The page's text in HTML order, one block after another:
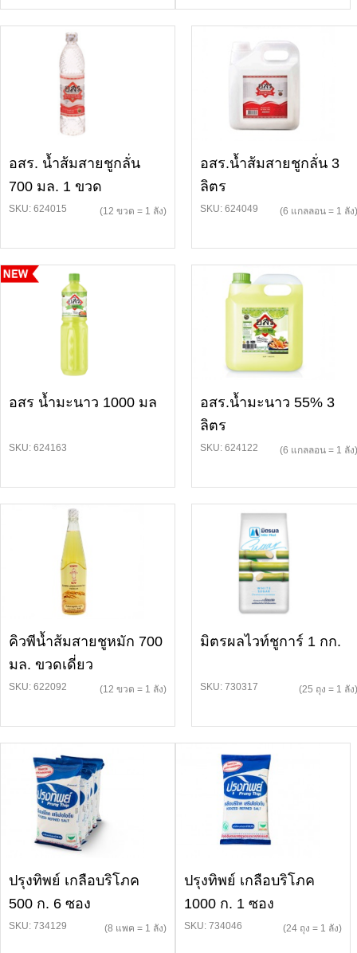
อสร. น้ำส้มสายชูกลั่น
700 มล. 1 ขวด
SKU: 624015 (12 ขวด = 1 ลัง)
อสร.น้ำส้มสายชูกลั่น 3
ลิตร
SKU: 624049 (6 แกลลอน = 1 ลัง)
อสร น้ำมะนาว 1000 มล
SKU: 624163
อสร.น้ำมะนาว 55% 3
ลิตร
SKU: 624122 (6 แกลลอน = 1 ลัง)
คิวพีน้ำส้มสายชูหมัก 700
มล. ขวดเดี่ยว
SKU: 622092 (12 ขวด = 1 ลัง)
มิตรผลไวท์ชูการ์ 1 กก.
SKU: 730317 (25 ถุง = 1 ลัง)
ปรุงทิพย์ เกลือบริโภค
500 ก. 6 ซอง
SKU: 734129 (8 แพค = 1 ลัง)
ปรุงทิพย์ เกลือบริโภค
1000 ก. 1 ซอง
SKU: 734046 (24 ถุง = 1 ลัง)